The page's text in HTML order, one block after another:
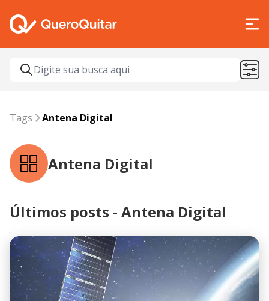
Tags Antena Digital
Tags Antena Digital
Antena Digital
Últimos posts - Antena Digital